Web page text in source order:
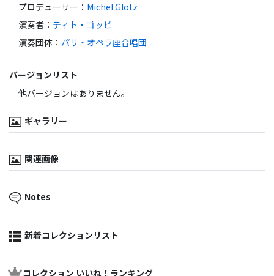
プロデューサー ： Michel Glotz
演奏者 ： ティト・ゴッビ
演奏団体 ： パリ・オペラ座合唱団
バージョンリスト
他バージョンはありません。
ギャラリー
関連画像
Notes
新着コレクションリスト
コレクション いいね！ランキング